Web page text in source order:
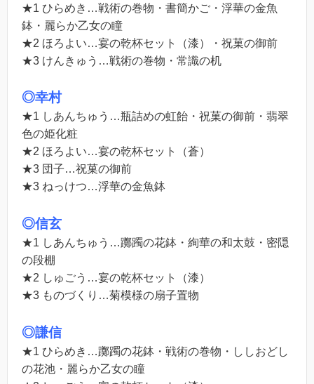
★1 ひらめき…戦術の巻物・書簡かご・浮華の金魚
鉢・麗らか乙女の瞳
★2 ほろよい…宴の乾杯セット（漆）・祝菓の御前
★3 けんきゅう…戦術の巻物・常識の机
◎幸村
★1 しあんちゅう…瓶詰めの虹飴・祝菓の御前・翡翠
色の姫化粧
★2 ほろよい…宴の乾杯セット（蒼）
★3 団子…祝菓の御前
★3 ねっけつ…浮華の金魚鉢
◎信玄
★1 しあんちゅう…躑躅の花鉢・絢華の和太鼓・密隠
の段棚
★2 しゅごう…宴の乾杯セット（漆）
★3 ものづくり…菊模様の扇子置物
◎謙信
★1 ひらめき…躑躅の花鉢・戦術の巻物・ししおどし
の花池・麗らか乙女の瞳